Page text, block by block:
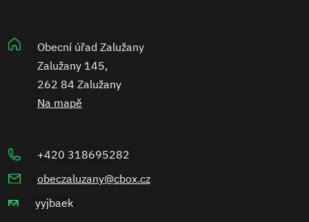
Obecní úřad Zalužany
Zalužany 145,
262 84 Zalužany
Na mapě
+420 318695282
obeczaluzany@cbox.cz
yyjbaek